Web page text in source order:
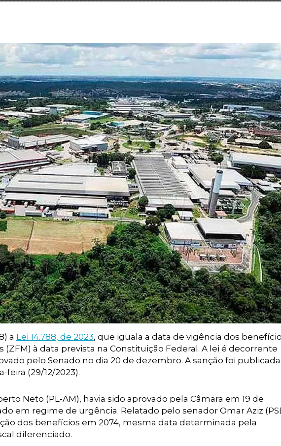
a Lei 14.788, de 2023, que iguala a data de vigência dos
(ZFM) à data prevista na Constituição Federal. A lei é decorrente
pelo Senado no dia 20 de dezembro. A sanção foi publicada
feira (29/12/2023).
Neto (PL-AM), havia sido aprovado pela Câmara em 19 de
em regime de urgência. Relatado pelo senador Omar Aziz
dos benefícios em 2074, mesma data determinada pela
diferenciado.